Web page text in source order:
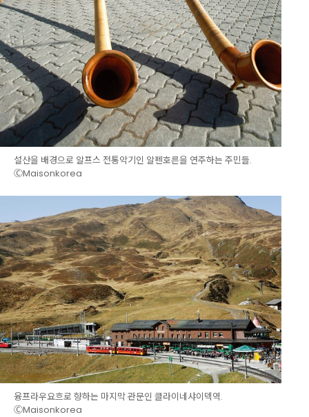
설산을 배경으로 알프스 전통악기인 알펜호른을 연주하는 주민들.
ⒸMaisonkorea
융프라우요흐로 향하는 마지막 관문인 클라이네샤이덱역.
ⒸMaisonkorea